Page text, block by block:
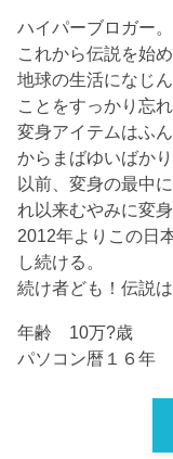
ハイパーブロガー。
これから伝説を始
地球の生活になじ
ことをすっかり忘
変身アイテムはふ
からまばゆいばか
以前、変身の最中
れ以来むやみに変
2012年よりこの日
し続ける。
続け者ども！伝説
年齢 10万?歳
パソコン暦１６年